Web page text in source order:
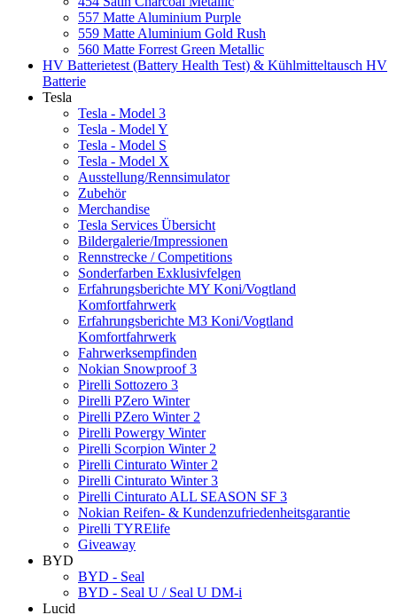
557 Matte Aluminium Purple
559 Matte Aluminium Gold Rush
560 Matte Forrest Green Metallic
HV Batterietest (Battery Health Test) & Kühlmitteltausch HV
Batterie
Tesla
Tesla - Model 3
Tesla - Model Y
Tesla - Model S
Tesla - Model X
Ausstellung/Rennsimulator
Zubehör
Merchandise
Tesla Services Übersicht
Bildergalerie/Impressionen
Rennstrecke / Competitions
Sonderfarben Exklusivfelgen
Erfahrungsberichte MY Koni/Vogtland
Komfortfahrwerk
Erfahrungsberichte M3 Koni/Vogtland
Komfortfahrwerk
Fahrwerksempfinden
Nokian Snowproof 3
Pirelli Sottozero 3
Pirelli PZero Winter
Pirelli PZero Winter 2
Pirelli Powergy Winter
Pirelli Scorpion Winter 2
Pirelli Cinturato Winter 2
Pirelli Cinturato Winter 3
Pirelli Cinturato ALL SEASON SF 3
Nokian Reifen- & Kundenzufriedenheitsgarantie
Pirelli TYRElife
Giveaway
BYD
BYD - Seal
BYD - Seal U / Seal U DM-i
Lucid